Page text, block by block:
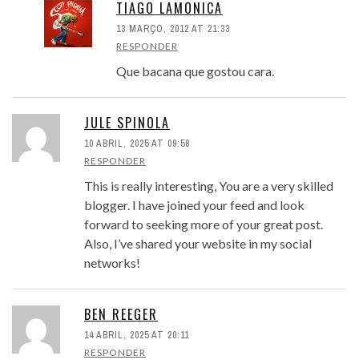
TIAGO LAMONICA
13 MARÇO, 2012 AT 21:33
RESPONDER
Que bacana que gostou cara.
JULE SPINOLA
10 ABRIL, 2025 AT 09:58
RESPONDER
This is really interesting, You are a very skilled
blogger. I have joined your feed and look
forward to seeking more of your great post.
Also, I’ve shared your website in my social
networks!
BEN REEGER
14 ABRIL, 2025 AT 20:11
RESPONDER